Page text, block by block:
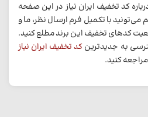
کد تخفیف ایران نیاز در این صفحه
با تکمیل فرم ارسال نظر، ما و
کدهای تخفیف این برند مطلع کنید.
به جدیدترینکد تخفیف ایران نیاز
کنید.